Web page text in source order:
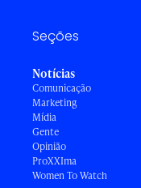
Seções
Notícias
Comunicação
Marketing
Mídia
Gente
Opinião
ProXXIma
Women To Watch